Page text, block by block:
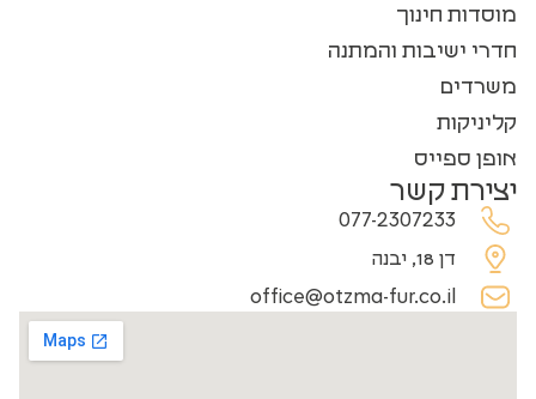
מוסדות חינוך
חדרי ישיבות והמתנה
משרדים
קליניקות
אופן ספייס
יצירת קשר
077-2307233
דן 18, יבנה
office@otzma-fur.co.il